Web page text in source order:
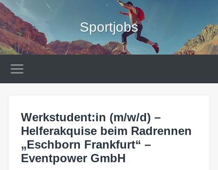
Sportjobs
Werkstudent:in (m/w/d) –
Helferakquise beim Radrennen
„Eschborn Frankfurt“ –
Eventpower GmbH